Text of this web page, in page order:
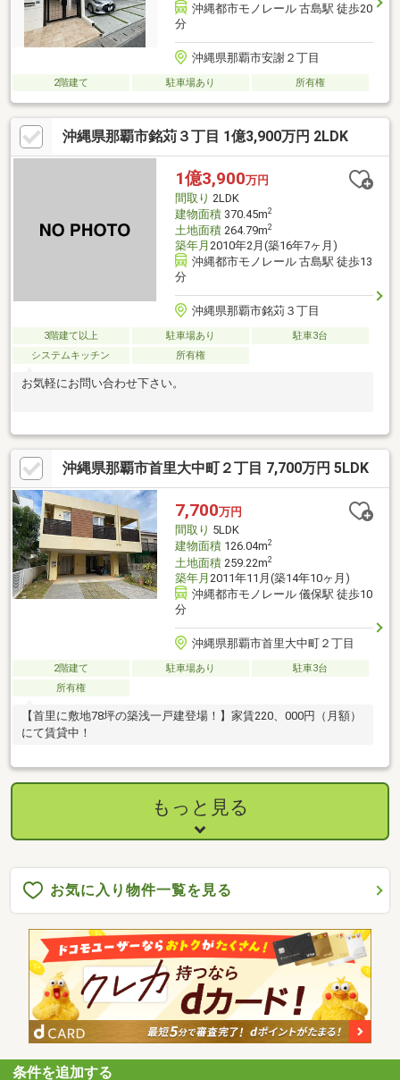
沖縄都市モノレール 古島駅 徒歩20
分
沖縄県那覇市安謝２丁目
2階建て 駐車場あり 所有権
沖縄県那覇市銘苅３丁目 1億3,900万円 2LDK
1億3,900万円
間取り 2LDK
建物面積370.45m2
土地面積264.79m2
築年月 2010年2月(築16年7ヶ月)
沖縄都市モノレール 古島駅 徒歩13
分
沖縄県那覇市銘苅３丁目
3階建て以上 駐車場あり
駐車3台
システムキッチン
所有権
お気軽にお問い合わせ下さい。
沖縄県那覇市首里大中町２丁目 7,700万円 5LDK
7,700万円
間取り 5LDK
建物面積126.04m2
土地面積259.22m2
築年月 2011年11月(築14年10ヶ月)
沖縄都市モノレール 儀保駅 徒歩10
分
沖縄県那覇市首里大中町２丁目
2階建て 駐車場あり
駐車3台
所有権
【首里に敷地78坪の築浅一戸建登場！】家賃220、000円（月額）
にて賃貸中！
もっと見る
お気に入り物件一覧を見る
条件を追加する